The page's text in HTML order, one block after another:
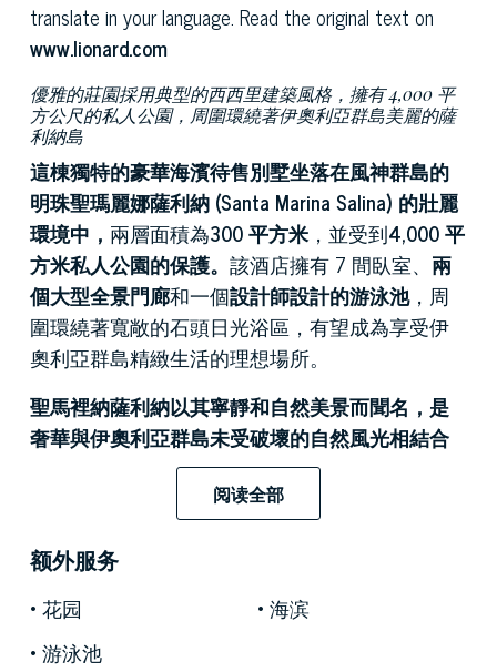
translate in your language. Read the original text on
www.lionard.com
優雅的莊園採用典型的西西里建築風格，擁有 4,000 平
方公尺的私人公園，周圍環繞著伊奧利亞群島美麗的薩
利納島
這棟獨特的豪華海濱待售別墅坐落在風神群島的
明珠聖瑪麗娜薩利納 (Santa Marina Salina) 的壯麗
環境中， 兩層面積為300 平方米，並受到4,000 平
方米私人公園的保護。 該酒店擁有 7 間臥室、 兩
個大型全景門廊和一個設計師設計的游泳池，周
圍環繞著寬敞的石頭日光浴區，有望成為享受伊
奧利亞群島精緻生活的理想場所。
聖馬裡納薩利納以其寧靜和自然美景而聞名，是
奢華與伊奧利亞群島未受破壞的自然風光相結合
該地區以其壯觀的景觀而聞名，這裡融
合了綠色的山丘、梯田葡萄園和水晶般清澈的大
海的壯麗景色。聖瑪麗娜是島上的主要港口，擁
有一條熱鬧的海濱長廊，林立著咖啡館、商店和
餐館，供應以新鮮魚和卡波納塔為主料的當地美
食。島嶼完美地結合了自然美景、寧靜和真實，
可以在山中徒步旅行，到達兩座死火山峰：Monte
阅读全部
额外服务
花园
海滨
游泳池